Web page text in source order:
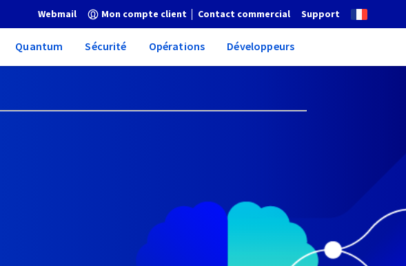
Webmail Mon compte client Contact commercial Support
Quantum Sécurité Opérations Développeurs